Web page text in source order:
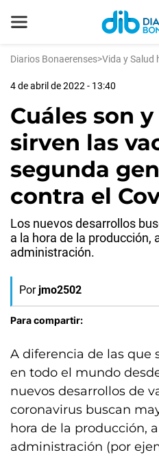
Diarios Bonaerenses>Vida y Salud
4 de abril de 2022 - 13:40
Cuáles son
sirven las
segunda
contra el
Los nuevos desarrollos
a la hora de la producción,
administración.
Por jmo2502
Para compartir:
A diferencia de las que
en todo el mundo
nuevos desarrollos de
coronavirus buscan
hora de la producción,
administración (por